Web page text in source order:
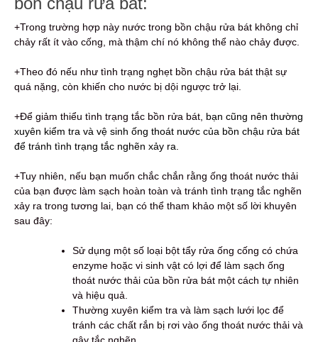
+Trong trường hợp này nước trong bồn chậu rửa bát không chỉ
chảy rất ít vào cống, mà thậm chí nó không thể nào chảy được.
+Theo đó nếu như tình trạng nghẹt bồn chậu rửa bát thật sự
quá nặng, còn khiến cho nước bị dội ngược trở lại.
+Để giảm thiểu tình trạng tắc bồn rửa bát, bạn cũng nên thường
xuyên kiểm tra và vệ sinh ống thoát nước của bồn chậu rửa bát
để tránh tình trạng tắc nghẽn xảy ra.
+Tuy nhiên, nếu bạn muốn chắc chắn rằng ống thoát nước thải
của bạn được làm sạch hoàn toàn và tránh tình trạng tắc nghẽn
xảy ra trong tương lai, bạn có thể tham khảo một số lời khuyên
sau đây:
Sử dụng một số loại bột tẩy rửa ống cống có chứa
enzyme hoặc vi sinh vật có lợi để làm sạch ống
thoát nước thải của bồn rửa bát một cách tự nhiên
và hiệu quả.
Thường xuyên kiểm tra và làm sạch lưới lọc để
tránh các chất rắn bị rơi vào ống thoát nước thải và
gây tắc nghẽn.